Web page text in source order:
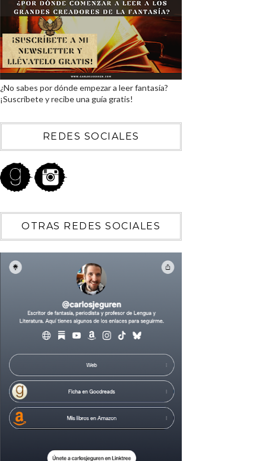
¿No sabes por dónde empezar a leer fantasía?
¡Suscríbete y recibe una guía gratis!
REDES SOCIALES
OTRAS REDES SOCIALES